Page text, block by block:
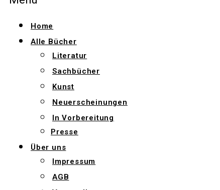
Home
Alle Bücher
Literatur
Sachbücher
Kunst
Neuerscheinungen
In Vorbereitung
Presse
Über uns
Impressum
AGB